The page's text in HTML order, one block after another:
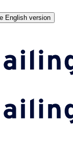
English version